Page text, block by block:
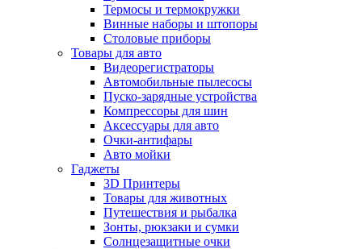
Термосы и термокружки
Винные наборы и штопоры
Столовые приборы
Товары для авто
Видеорегистраторы
Автомобильные пылесосы
Пуско-зарядные устройства
Компрессоры для шин
Аксессуары для авто
Очки-антифары
Авто мойки
Гаджеты
3D Принтеры
Товары для животных
Путешествия и рыбалка
Зонты, рюкзаки и сумки
Солнцезащитные очки